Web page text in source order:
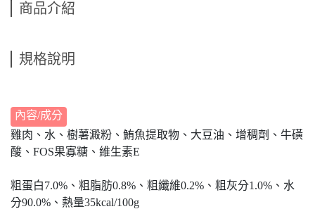
商品介紹
規格說明
內容/成分
雞肉、水、樹薯澱粉、鮪魚提取物、大豆油、增稠劑、牛磺
酸、FOS果寡糖、維生素E
粗蛋白7.0%、粗脂肪0.8%、粗纖維0.2%、粗灰分1.0%、水
分90.0%、熱量35kcal/100g